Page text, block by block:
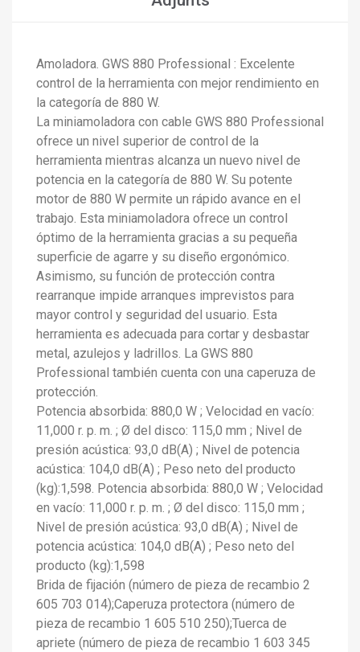
Afegir a la llista de desitjos×
Crear una llista nova
Crear una llista de desitjos ×
Nom de la llista de desitjos
Cancel·lar Crear una llista de desitjos
Connectar-se
Cal que connecteu per a desar els productes a la vostra
llista de desitjos.
Cancel·lar Connectar-se
Amoladora. GWS 880 Professional : Excelente
control de la herramienta con mejor rendimiento en
la categoría de 880 W.
La miniamoladora con cable GWS 880 Professional
ofrece un nivel superior de control de la
herramienta mientras alcanza un nuevo nivel de
potencia en la categoría de 880 W. Su potente
motor de 880 W permite un rápido avance en el
trabajo. Esta miniamoladora ofrece un control
óptimo de la herramienta gracias a su pequeña
superficie de agarre y su diseño ergonómico.
Asimismo, su función de protección contra
rearranque impide arranques imprevistos para
mayor control y seguridad del usuario. Esta
herramienta es adecuada para cortar y desbastar
metal, azulejos y ladrillos. La GWS 880
Professional también cuenta con una caperuza de
protección.
Potencia absorbida: 880,0 W ; Velocidad en vacío:
11,000 r. p. m. ; Ø del disco: 115,0 mm ; Nivel de
presión acústica: 93,0 dB(A) ; Nivel de potencia
acústica: 104,0 dB(A) ; Peso neto del producto
(kg):1,598. Potencia absorbida: 880,0 W ; Velocidad
en vacío: 11,000 r. p. m. ; Ø del disco: 115,0 mm ;
Nivel de presión acústica: 93,0 dB(A) ; Nivel de
potencia acústica: 104,0 dB(A) ; Peso neto del
producto (kg):1,598
Brida de fijación (número de pieza de recambio 2
605 703 014);Caperuza protectora (número de
pieza de recambio 1 605 510 250);Tuerca de
apriete (número de pieza de recambio 1 603 345